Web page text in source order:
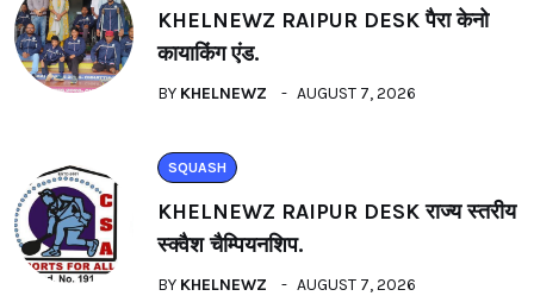
KHELNEWZ RAIPUR DESK पैरा केनो
कायाकिंग एंड.
BY KHELNEWZ AUGUST 7, 2026
SQUASH
KHELNEWZ RAIPUR DESK राज्य स्तरीय
स्क्वैश चैम्पियनशिप.
BY KHELNEWZ AUGUST 7, 2026